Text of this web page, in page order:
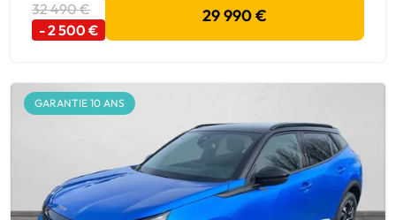
32 490 €
- 2 500 €
29 990 €
GARANTIE 10 ANS